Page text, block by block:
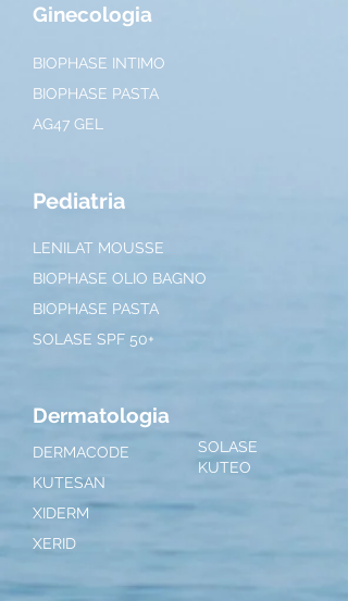
Ginecologia
BIOPHASE INTIMO
BIOPHASE PASTA
AG47 GEL
Pediatria
LENILAT MOUSSE
BIOPHASE OLIO BAGNO
BIOPHASE PASTA
SOLASE SPF 50+
Dermatologia
DERMACODE
KUTESAN
XIDERM
XERID
SOLASE
KUTEO